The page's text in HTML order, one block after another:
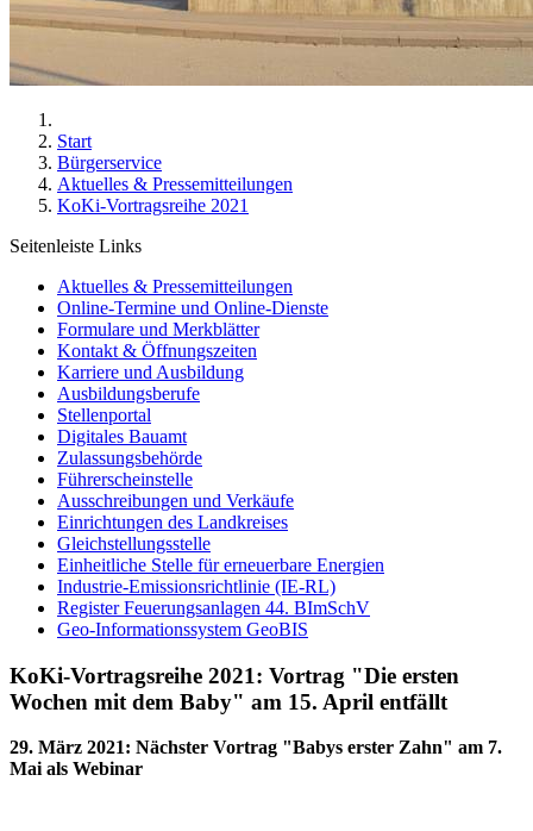
Start
Bürgerservice
Aktuelles & Pressemitteilungen
KoKi-Vortragsreihe 2021
Seitenleiste Links
Aktuelles & Pressemitteilungen
Online-Termine und Online-Dienste
Formulare und Merkblätter
Kontakt & Öffnungszeiten
Karriere und Ausbildung
Ausbildungsberufe
Stellenportal
Digitales Bauamt
Zulassungsbehörde
Führerscheinstelle
Ausschreibungen und Verkäufe
Einrichtungen des Landkreises
Gleichstellungsstelle
Einheitliche Stelle für erneuerbare Energien
Industrie-Emissionsrichtlinie (IE-RL)
Register Feuerungsanlagen 44. BImSchV
Geo-Informationssystem GeoBIS
KoKi-Vortragsreihe 2021: Vortrag "Die ersten
Wochen mit dem Baby" am 15. April entfällt
29. März 2021: Nächster Vortrag "Babys erster Zahn" am 7.
Mai als Webinar